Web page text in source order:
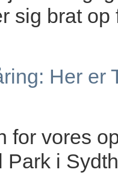
sig brat op
Her er
for vores
Park i